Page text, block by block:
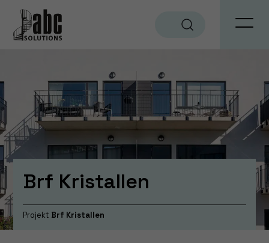
Brf Kristallen
Projekt Brf Kristallen